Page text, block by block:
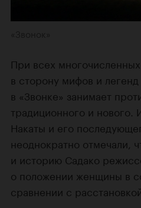
При всех
в сторону мифов и
в «Звонке» занимает
традиционного и нового.
Накаты и его
неоднократно отмечали,
и историю Садако
о положении женщины в
сравнении с